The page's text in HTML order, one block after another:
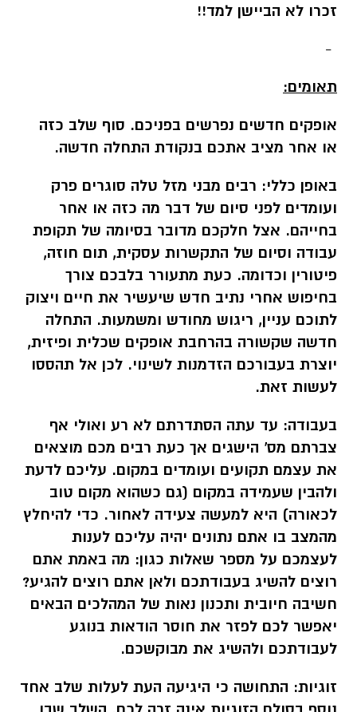
זכרו לא הביישן למד!!
-
תאומים:
אופקים חדשים נפרשים בפניכם. סוף שלב כזה
או אחר מציב אתכם בנקודת התחלה חדשה.
באופן כללי: רבים מבני מזל טלה סוגרים פרק
ועומדים לפני סיום של דבר מה כזה או אחר
בחייהם. אצל חלקכם מדובר בסיומה של תקופת
עבודה וסיום של התקשרות עסקית, תום חוזה,
פיטורין וכדומה. כעת מתעורר בלבכם צורך
בחיפוש אחרי נתיב חדש שיעשיר את חיים ויצוק
לתוכם עניין, ריגוש מחודש ומשמעות. התחלה
חדשה שקשורה בהרחבת אופקים שכלית ופיזית,
יוצרת בעבורכם הזדמנות לשינוי. לכן אל תהססו
לעשות זאת.
בעבודה: עד עתה הסתדרתם לא רע ואולי אף
צברתם מס' הישגים אך כעת רבים מכם מוצאים
את עצמם תקועים ועומדים במקום. עליכם לדעת
ולהבין שעמידה במקום (גם כשהוא מקום טוב
לכאורה) היא למעשה צעידה לאחור. כדי להיחלץ
מהמצב בו אתם נתונים יהיה עליכם לענות
לעצמכם על מספר שאלות כגון: מה באמת אתם
רוצים להשיג בעבודתכם ולאן אתם רוצים להגיע?
חשיבה חיובית ותכנון נאות של המהלכים הבאים
יאפשר לכם לפזר את חוסר הודאות בנוגע
לעבודתכם ולהשיג את מבוקשכם.
זוגיות: התחושה כי היגיעה העת לעלות שלב אחד